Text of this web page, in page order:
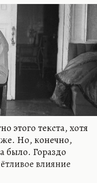
этого текста, хотя
Но, конечно,
было. Гораздо
влияние